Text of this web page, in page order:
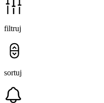
filtruj
sortuj